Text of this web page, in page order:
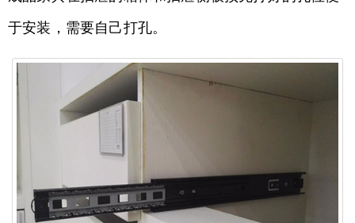
于安装，需要自己打孔。